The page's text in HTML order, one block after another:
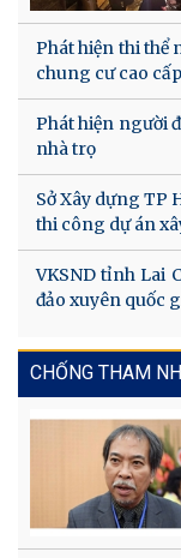
Phát hiện thi thể
chung cư cao cấp
Phát hiện người
nhà trọ
Sở Xây dựng TP
thi công dự án
VKSND tỉnh Lai
đảo xuyên quốc
CHỐNG THAM